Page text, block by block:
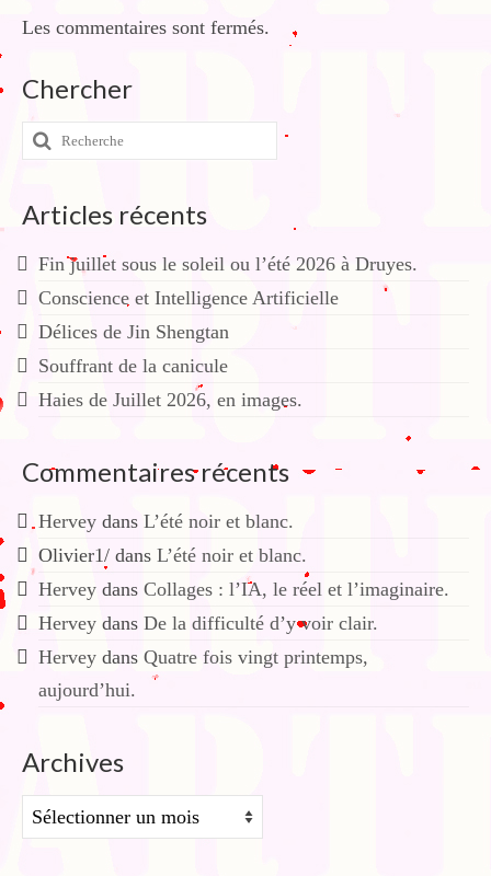
Les commentaires sont fermés.
Chercher
Rechercher
:
Articles récents
Fin juillet sous le soleil ou l’été 2026 à Druyes.
Conscience et Intelligence Artificielle
Délices de Jin Shengtan
Souffrant de la canicule
Haies de Juillet 2026, en images.
Commentaires récents
Hervey dans L’été noir et blanc.
Olivier1/ dans L’été noir et blanc.
Hervey dans Collages : l’IA, le réel et l’imaginaire.
Hervey dans De la difficulté d’y voir clair.
Hervey dans Quatre fois vingt printemps,
aujourd’hui.
Archives
Archives